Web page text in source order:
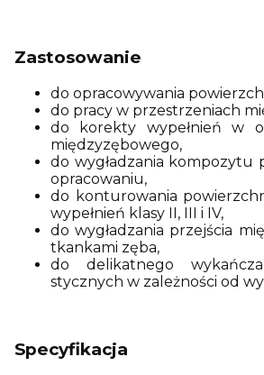
Zastosowanie
do opracowywania
do pracy w przestrzeniach
do korekty wypełnień w
międzyzębowego,
do wygładzania kompozytu
opracowaniu,
do konturowania
wypełnień klasy II, III i IV,
do wygładzania przejścia
tkankami zęba,
do delikatnego
stycznych w zależności od
Specyfikacja